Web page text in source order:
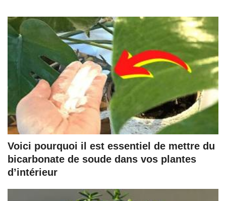
Voici pourquoi il est essentiel de mettre du
bicarbonate de soude dans vos plantes
d’intérieur